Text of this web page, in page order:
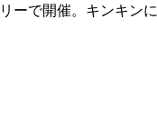
ーで開催。キンキ